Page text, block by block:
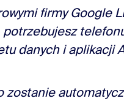
firmy Google
danych i aplikacji
zostanie